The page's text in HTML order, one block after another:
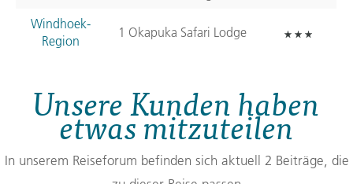
Windhoek-
Region
1 Okapuka Safari Lodge
Unsere Kunden haben
etwas mitzuteilen
In unserem Reiseforum befinden sich aktuell 2 Beiträge, die